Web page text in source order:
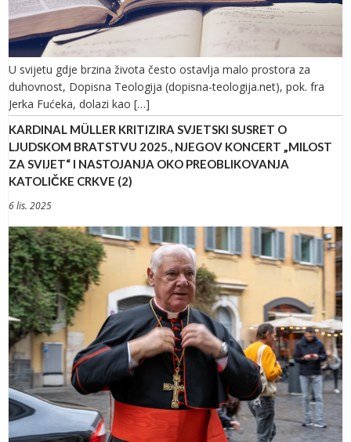
U svijetu gdje brzina života često ostavlja malo prostora za
duhovnost, Dopisna Teologija (dopisna-teologija.net), pok. fra
Jerka Fućeka, dolazi kao […]
KARDINAL MÜLLER KRITIZIRA SVJETSKI SUSRET O
LJUDSKOM BRATSTVU 2025., NJEGOV KONCERT „MILOST
ZA SVIJET“ I NASTOJANJA OKO PREOBLIKOVANJA
KATOLIČKE CRKVE (2)
6 lis. 2025